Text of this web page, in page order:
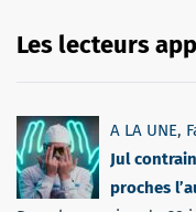
Les lecteurs
A LA UNE,
Jul
proches